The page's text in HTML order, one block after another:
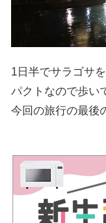
1日半でサラゴサ
パクトなので歩い
今回の旅行の最後